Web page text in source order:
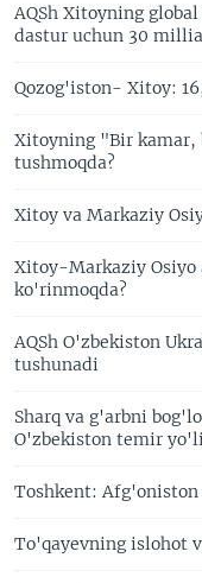
AQSh Xitoyning
dastur uchun 30
Qozog'iston- Xitoy:
Xitoyning "Bir kamar,
tushmoqda?
Xitoy va Markaziy
Xitoy-Markaziy Osiyo
ko'rinmoqda?
AQSh O'zbekiston
tushunadi
Sharq va g'arbni
O'zbekiston temir
Toshkent: Afg'oniston
To'qayevning islohot